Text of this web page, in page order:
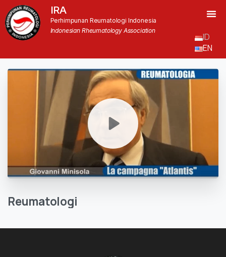
IRA
Perhimpunan Reumatologi Indonesia
Indonesian Rheumatology Association
ID
EN
Reumatologi